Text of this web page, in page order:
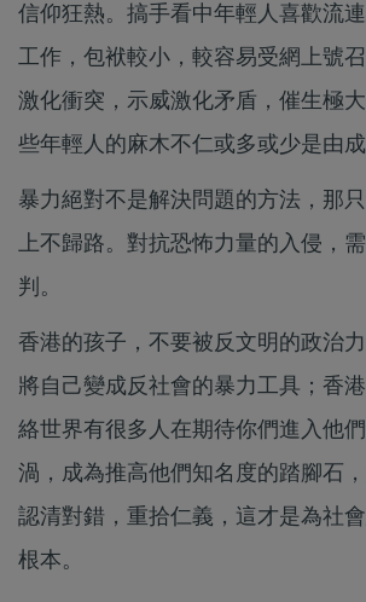
信仰狂熱。搞手看中年輕人喜歡流
工作，包袱較小，較容易受網上號
激化衝突，示威激化矛盾，催生極
些年輕人的麻木不仁或多或少是由成
暴力絕對不是解決問題的方法，那
上不歸路。對抗恐怖力量的入侵，
判。
香港的孩子，不要被反文明的政治
將自己變成反社會的暴力工具；香
絡世界有很多人在期待你們進入他
渦，成為推高他們知名度的踏腳石
認清對錯，重拾仁義，這才是為社
根本。